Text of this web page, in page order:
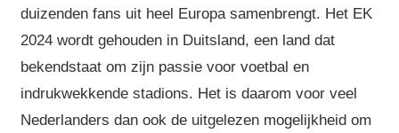
duizenden fans uit heel Europa samenbrengt. Het EK
2024 wordt gehouden in Duitsland, een land dat
bekendstaat om zijn passie voor voetbal en
indrukwekkende stadions. Het is daarom voor veel
Nederlanders dan ook de uitgelezen mogelijkheid om